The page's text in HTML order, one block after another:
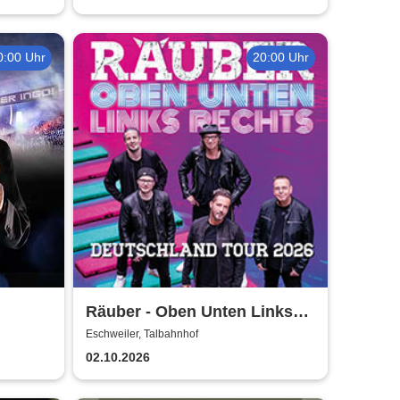
Uhr 20:00 Uhr
Räuber - Oben Unten Links
Rechts
Eschweiler, Talbahnhof
02.10.2026